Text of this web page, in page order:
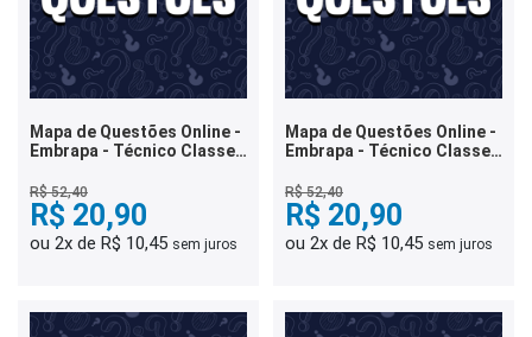
Mapa de Questões Online -
Embrapa - Técnico Classe
Experimentais - Manejo
Vegetal - 4 Mil Questões
R$ 52,40
R$ 20,90
ou 2x de R$ 10,45 sem juros
Mapa de Questões Online -
Embrapa - Técnico Classe
Básicos - 4 Mil Questões
R$ 52,40
R$ 20,90
ou 2x de R$ 10,45 sem juros